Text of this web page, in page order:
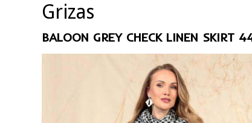
Grizas
BALOON GREY CHECK LINEN SKIRT